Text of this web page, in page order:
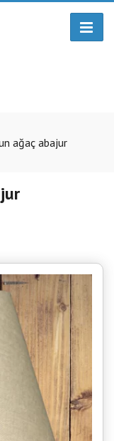
ağaç abajur